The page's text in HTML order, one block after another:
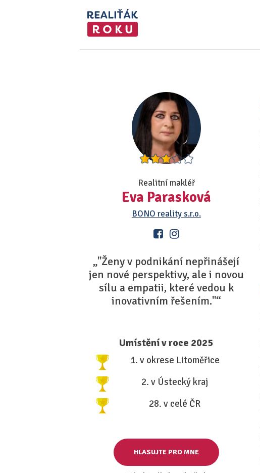
Realitní makléř
Eva Parasková
BONO reality s.r.o.
„"Ženy v podnikání nepřinášejí
jen nové perspektivy, ale i novou
sílu a empatii, které vedou k
inovativním řešením."“
Umístění v roce 2025
1. v okrese Litoměřice
2. v Ústecký kraj
28. v celé ČR
HLASUJTE PRO MNE